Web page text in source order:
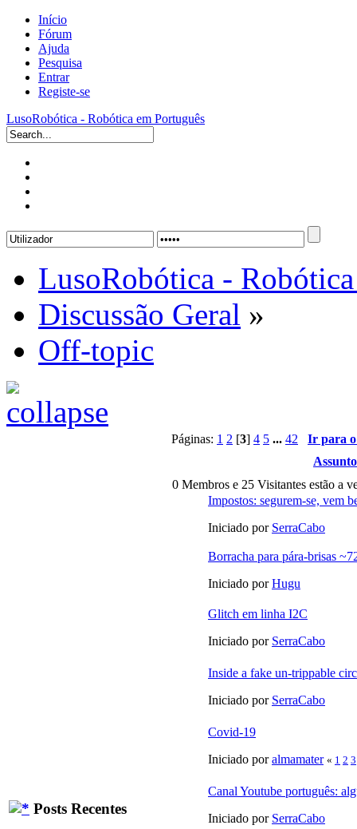
Início
Fórum
Ajuda
Pesquisa
Entrar
Registe-se
LusoRobótica - Robótica em Português
LusoRobótica -
Discussão Geral »
Off-topic
Posts Recentes
Páginas: 1 2 [3] 4 5 ... 42
Ir para
Assunto
0 Membros e 25 Visitantes estão a
Impostos: segurem-se, vem
Iniciado por SerraCabo
Borracha para pára-brisas
Iniciado porHugu
Glitch em linha I2C
Iniciado por SerraCabo
Inside a fake un-trippable
Iniciado por SerraCabo
Covid-19
Iniciado poralmamater « 1 2 3
Canal Youtube português:
Iniciado por SerraCabo